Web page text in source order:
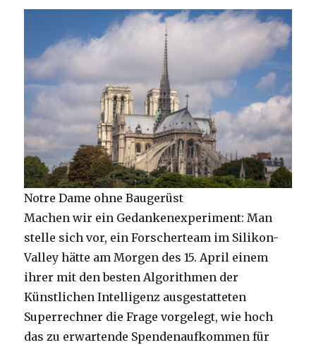
Notre Dame ohne Baugerüst
Machen wir ein Gedankenexperiment: Man
stelle sich vor, ein Forscherteam im Silikon-
Valley hätte am Morgen des 15. April einem
ihrer mit den besten Algorithmen der
Künstlichen Intelligenz ausgestatteten
Superrechner die Frage vorgelegt, wie hoch
das zu erwartende Spendenaufkommen für